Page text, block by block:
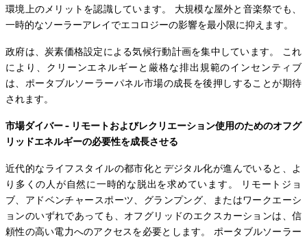
環境上のメリットを認識しています。 大規模な屋外と音楽祭でも、
一時的なソーラーアレイでエコロジーの影響を最小限に抑えます。
政府は、炭素価格設定による気候行動計画を集中しています。 これ
により、クリーンエネルギーと厳格な排出規範のインセンティブ
は、ポータブルソーラーパネル市場の成長を後押しすることが期待
されます。
市場ダイバー - リモートおよびレクリエーション使用のためのオフグ
リッドエネルギーの必要性を成長させる
近代的なライフスタイルの都市化とデジタル化が進んでいると、よ
り多くの人が自然に一時的な脱出を求めています。 リモートジョ
ブ、アドベンチャースポーツ、グランプング、またはワークエーシ
ョンのいずれであっても、オフグリッドのエクスカーションは、信
頼性の高い電力へのアクセスを必要とします。 ポータブルソーラー